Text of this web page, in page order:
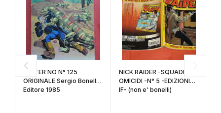
MISTER NO N° 125
ORIGINALE Sergio Bonelli
Editore 1985
NICK RAIDER -SQUADRA
OMICIDI -N° 5 -EDIZIONI
IF- (non e' bonelli)